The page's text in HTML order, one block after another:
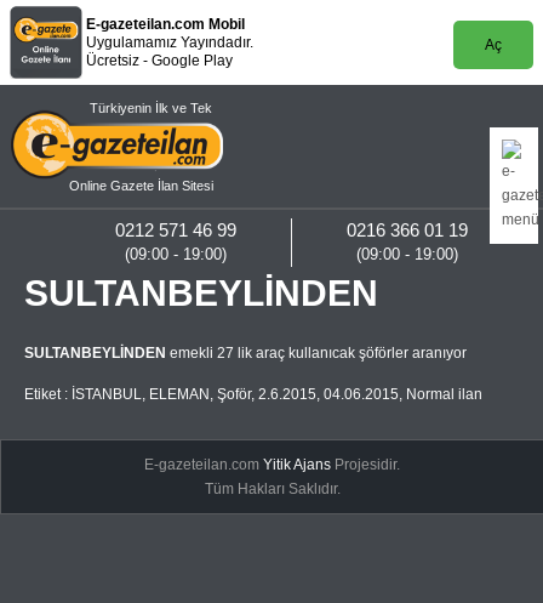
E-gazeteilan.com Mobil
Uygulamamız Yayındadır.
Ücretsiz - Google Play
Aç
Türkiyenin İlk ve Tek
Online Gazete İlan Sitesi
0216 366 01 19
(09:00 - 19:00)
0212 571 46 99
(09:00 - 19:00)
SULTANBEYLİNDEN
SULTANBEYLİNDEN emekli 27 lik araç kullanıcak şöförler aranıyor
Etiket : İSTANBUL, ELEMAN , Şoför, 2.6.2015, 04.06.2015, Normal ilan
E-gazeteilan.comYitik Ajans Projesidir.
Tüm Hakları Saklıdır.